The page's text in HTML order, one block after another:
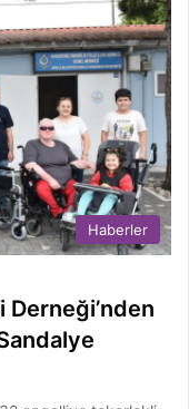
Haberler